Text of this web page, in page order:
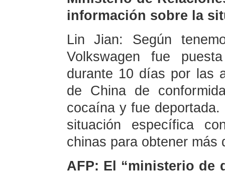
información sobre la
Lin Jian: Según
Volkswagen fue
durante 10 días por las
de China de
cocaína y fue
situación específica
chinas para obtener más
AFP: El “ministerio de